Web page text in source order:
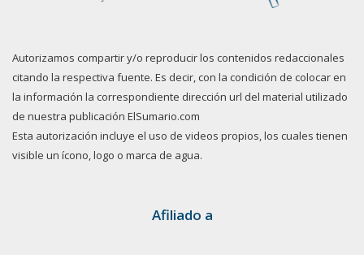
Autorizamos compartir y/o reproducir los contenidos redaccionales
citando la respectiva fuente. Es decir, con la condición de colocar en
la información la correspondiente dirección url del material utilizado
de nuestra publicación ElSumario.com
Esta autorización incluye el uso de videos propios, los cuales tienen
visible un ícono, logo o marca de agua.
Afiliado a